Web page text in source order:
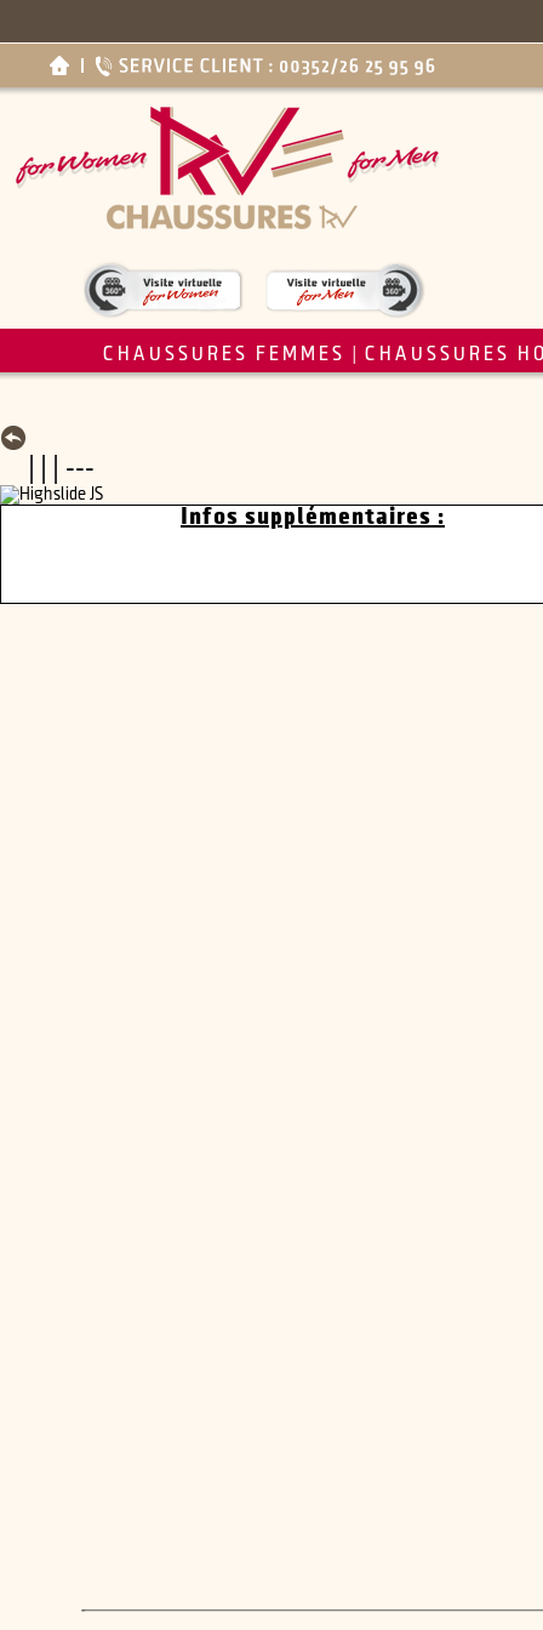
CHAUSSURES FEMMES CHAUSSURES
| | | ---
Infos supplémentaires :